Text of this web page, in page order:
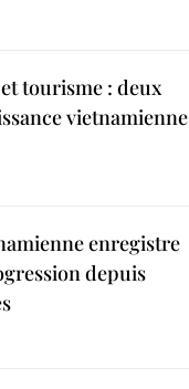
tourisme : deux
vietnamienne
enregistre
depuis